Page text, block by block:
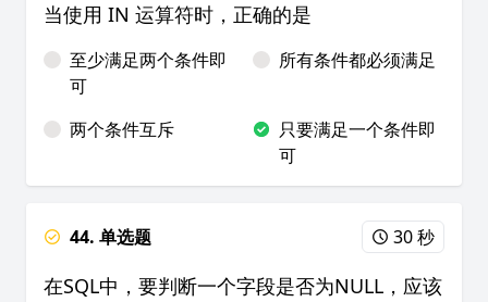
当使用 IN 运算符时，正确的是
至少满足两个条件即
可
所有条件都必须满足
两个条件互斥
只要满足一个条件即
可
44. 单选题 30 秒
在SQL中，要判断一个字段是否为NULL，应该